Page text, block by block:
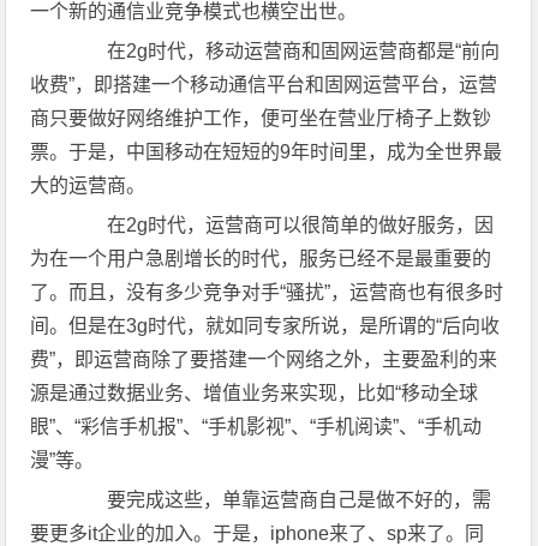
一个新的通信业竞争模式也横空出世。
在2g时代，移动运营商和固网运营商都是“前向
收费”，即搭建一个移动通信平台和固网运营平台，运营
商只要做好网络维护工作，便可坐在营业厅椅子上数钞
票。于是，中国移动在短短的9年时间里，成为全世界最
大的运营商。
在2g时代，运营商可以很简单的做好服务，因
为在一个用户急剧增长的时代，服务已经不是最重要的
了。而且，没有多少竞争对手“骚扰”，运营商也有很多时
间。但是在3g时代，就如同专家所说，是所谓的“后向收
费”，即运营商除了要搭建一个网络之外，主要盈利的来
源是通过数据业务、增值业务来实现，比如“移动全球
眼”、“彩信手机报”、“手机影视”、“手机阅读”、“手机动
漫”等。
要完成这些，单靠运营商自己是做不好的，需
要更多it企业的加入。于是，iphone来了、sp来了。同